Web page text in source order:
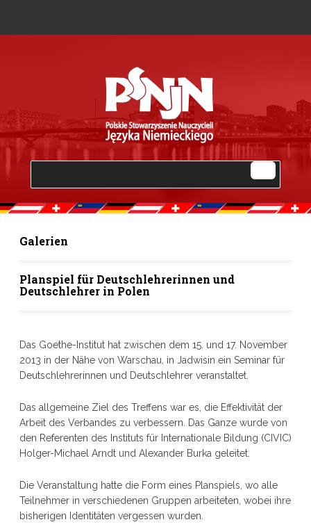
Galerien
Planspiel für Deutschlehrerinnen und
Deutschlehrer in Polen
Das Goethe-Institut hat zwischen dem 15. und 17. November
2013 in der Nähe von Warschau, in Jadwisin ein Seminar für
Deutschlehrerinnen und Deutschlehrer veranstaltet.
Das allgemeine Ziel des Treffens war es, die Effektivität der
Arbeit des Verbandes zu verbessern. Das Ganze wurde von
den Referenten des Instituts für Internationale Bildung (CIVIC)
Holger-Michael Arndt und Alexander Burka geleitet.
Die Veranstaltung hatte die Form eines Planspiels, wo alle
Teilnehmer in verschiedenen Gruppen arbeiteten, wobei ihre
bisherigen Identitäten vergessen wurden.